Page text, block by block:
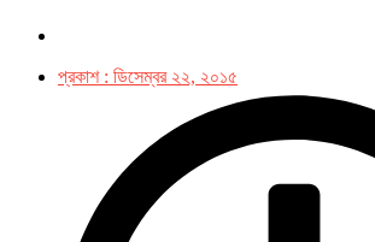
প্রকাশ : ডিসেম্বর ২২, ২০১৫